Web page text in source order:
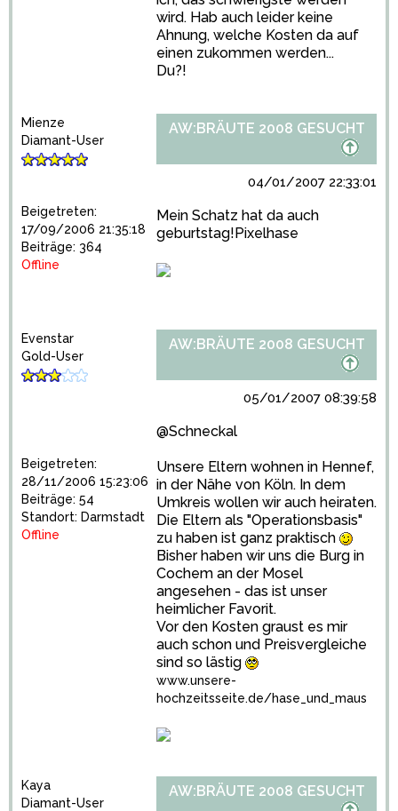
wird. Hab auch leider keine
Ahnung, welche Kosten da auf
einen zukommen werden...
Du?!
Mienze
Diamant-User
Beigetreten:
17/09/2006 21:35:18
Beiträge: 364
Offline
AW:BRÄUTE 2008 GESUCHT
04/01/2007 22:33:01
Mein Schatz hat da auch
geburtstag!Pixelhase
Evenstar
Gold-User
Beigetreten:
28/11/2006 15:23:06
Beiträge: 54
Standort: Darmstadt
Offline
AW:BRÄUTE 2008 GESUCHT
05/01/2007 08:39:58
@Schneckal
Unsere Eltern wohnen in Hennef,
in der Nähe von Köln. In dem
Umkreis wollen wir auch heiraten.
Die Eltern als "Operationsbasis"
zu haben ist ganz praktisch
Bisher haben wir uns die Burg in
Cochem an der Mosel
angesehen - das ist unser
heimlicher Favorit.
Vor den Kosten graust es mir
auch schon und Preisvergleiche
sind so lästig
www.unsere-
hochzeitsseite.de/hase_und_maus
Kaya
Diamant-User
AW:BRÄUTE 2008 GESUCHT